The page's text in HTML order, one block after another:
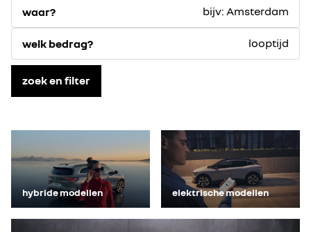
waar? bijv: Amsterdam
welk bedrag? looptijd
zoek en filter
hybride modellen elektrische modellen